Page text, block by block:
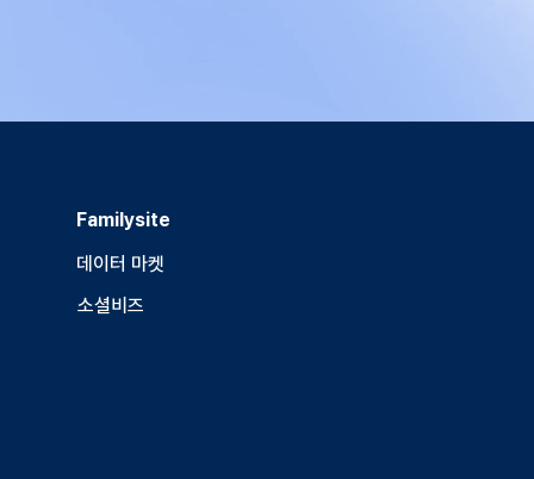
Familysite
데이터 마켓
소셜비즈